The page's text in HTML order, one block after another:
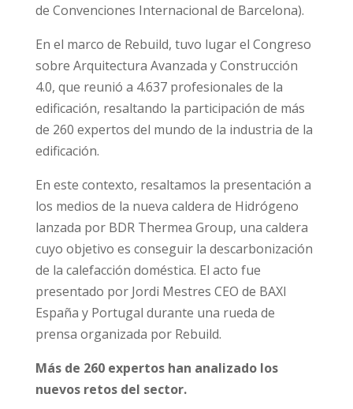
de Convenciones Internacional de Barcelona).
En el marco de Rebuild, tuvo lugar el Congreso
sobre Arquitectura Avanzada y Construcción
4.0, que reunió a 4.637 profesionales de la
edificación, resaltando la participación de más
de 260 expertos del mundo de la industria de la
edificación.
En este contexto, resaltamos la presentación a
los medios de la nueva caldera de Hidrógeno
lanzada por BDR Thermea Group, una caldera
cuyo objetivo es conseguir la descarbonización
de la calefacción doméstica. El acto fue
presentado por Jordi Mestres CEO de BAXI
España y Portugal durante una rueda de
prensa organizada por Rebuild.
Más de 260 expertos han analizado los
nuevos retos del sector.